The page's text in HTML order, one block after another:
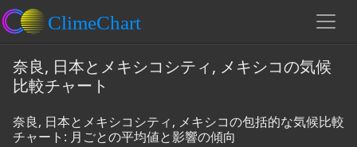
奈良, 日本とメキシコシティ, メキシコの気候
比較チャート
奈良, 日本とメキシコシティ, メキシコの包括的な気候比較
チャート: 月ごとの平均値と影響の傾向